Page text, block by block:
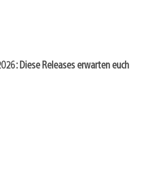
Diese Releases erwarten euch